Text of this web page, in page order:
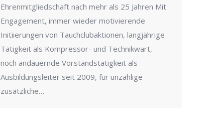
Ehrenmitgliedschaft nach mehr als 25 Jahren Mit
Engagement, immer wieder motivierende
Initiierungen von Tauchclubaktionen, langjährige
Tätigkeit als Kompressor- und Technikwart,
noch andauernde Vorstandstätigkeit als
Ausbildungsleiter seit 2009, für unzählige
zusätzliche…